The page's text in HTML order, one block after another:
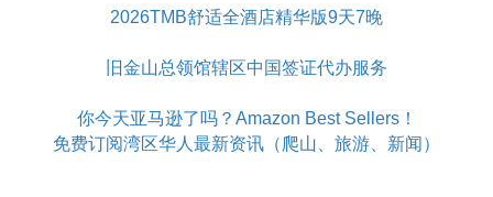
2026TMB舒适全酒店精华版9天7晚
旧金山总领馆辖区中国签证代办服务
你今天亚马逊了吗？Amazon Best Sellers！
免费订阅湾区华人最新资讯（爬山、旅游、新闻）